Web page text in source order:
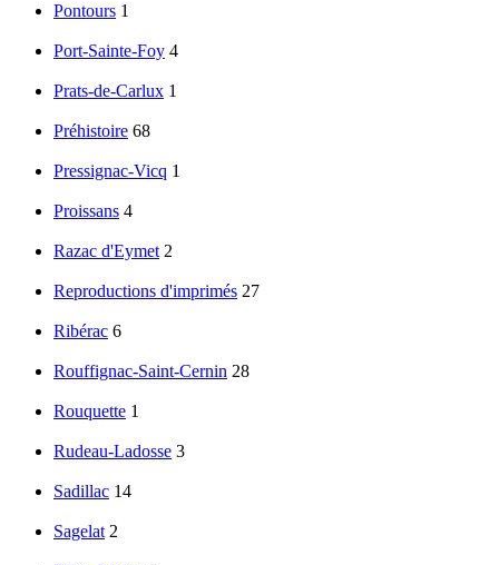
Pontours 1
Port-Sainte-Foy 4
Prats-de-Carlux 1
Préhistoire 68
Pressignac-Vicq 1
Proissans 4
Razac d'Eymet 2
Reproductions d'imprimés 27
Ribérac 6
Rouffignac-Saint-Cernin 28
Rouquette 1
Rudeau-Ladosse 3
Sadillac 14
Sagelat 2